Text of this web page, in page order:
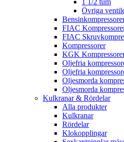
1 1/2 tum
Övriga
FIAC
FIAC
Kompressorer
KGK
Oljefria
Oljefria
Oljesmorda
Oljesmorda
Kulkranar & Rördelar
Alla produkter
Kulkranar
Rördelar
Klokopplingar